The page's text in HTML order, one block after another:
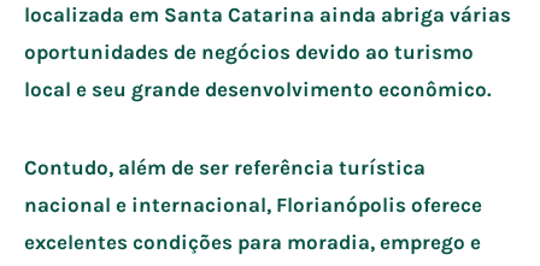
localizada em Santa Catarina ainda abriga várias
oportunidades de negócios devido ao turismo
local e seu grande desenvolvimento econômico.
Contudo, além de ser referência turística
nacional e internacional, Florianópolis oferece
excelentes condições para moradia, emprego e